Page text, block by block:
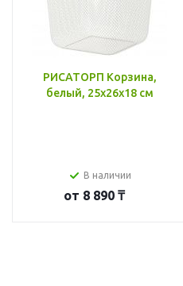
РИСАТОРП Корзина,
белый, 25x26x18 см
В наличии
от 8 890 ₸